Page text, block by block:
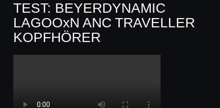
TEST: BEYERDYNAMIC
LAGOOxN ANC TRAVELLER
KOPFHÖRER